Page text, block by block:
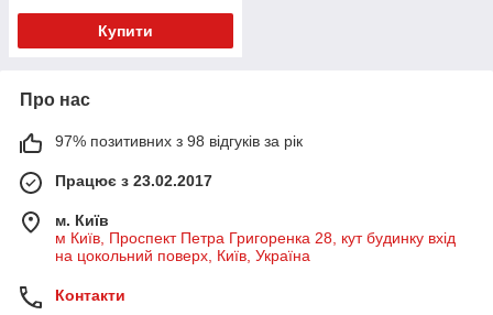
Купити
Про нас
97% позитивних з 98 відгуків за рік
Працює з 23.02.2017
м. Київ
м Київ, Проспект Петра Григоренка 28, кут будинку вхід
на цокольний поверх, Київ, Україна
Контакти